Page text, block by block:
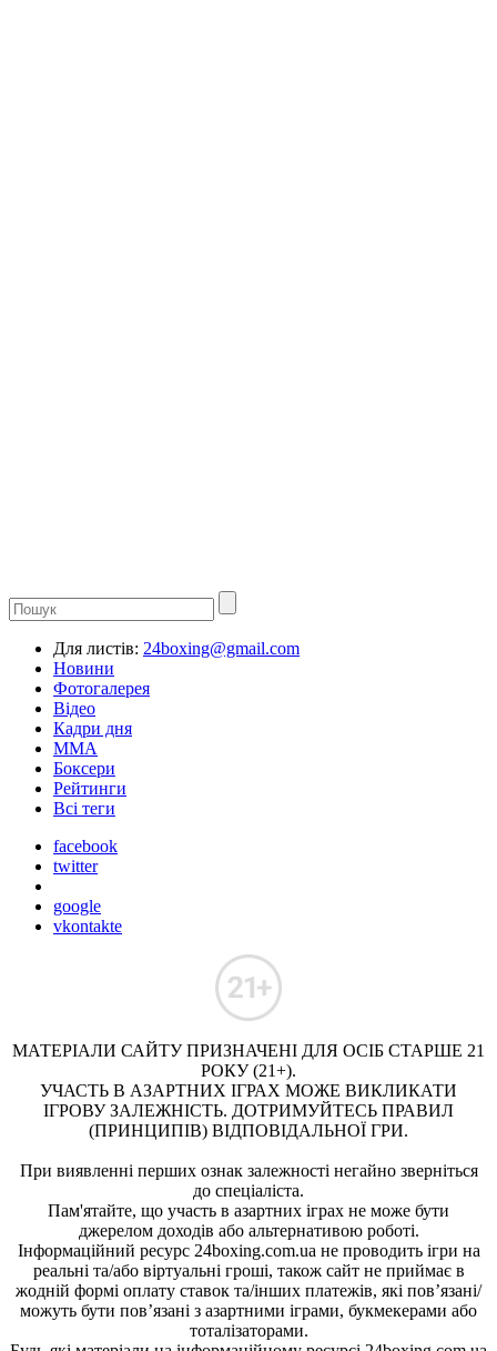
Для листів: 24boxing@gmail.com
Новини
Фотогалерея
Відео
Кадри дня
ММА
Боксери
Рейтинги
Всі теги
facebook
twitter
google
vkontakte
МАТЕРІАЛИ САЙТУ ПРИЗНАЧЕНІ ДЛЯ ОСІБ СТАРШЕ 21
РОКУ (21+).
УЧАСТЬ В АЗАРТНИХ ІГРАХ МОЖЕ ВИКЛИКАТИ
ІГРОВУ ЗАЛЕЖНІСТЬ. ДОТРИМУЙТЕСЬ ПРАВИЛ
(ПРИНЦИПІВ) ВІДПОВІДАЛЬНОЇ ГРИ.
При виявленні перших ознак залежності негайно зверніться
до спеціаліста.
Пам'ятайте, що участь в азартних іграх не може бути
джерелом доходів або альтернативою роботі.
Інформаційний ресурс 24boxing.com.ua не проводить ігри на
реальні та/або віртуальні гроші, також сайт не приймає в
жодній формі оплату ставок та/інших платежів, які пов’язані/
можуть бути пов’язані з азартними іграми, букмекерами або
тоталізаторами.